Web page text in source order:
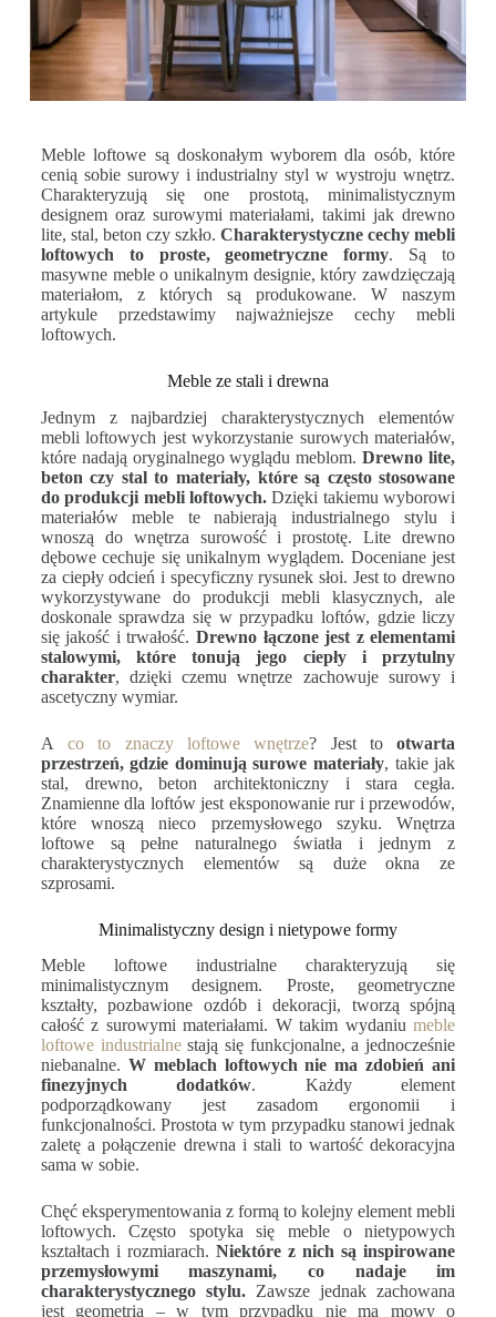
Meble loftowe są doskonałym wyborem dla osób, które
cenią sobie surowy i industrialny styl w wystroju wnętrz.
Charakteryzują się one prostotą, minimalistycznym
designem oraz surowymi materiałami, takimi jak drewno
lite, stal, beton czy szkło.Charakterystyczne cechy mebli
loftowych to proste, geometryczne formy. Są to
masywne meble o unikalnym designie, który zawdzięczają
materiałom, z których są produkowane. W naszym
artykule przedstawimy najważniejsze cechy mebli
loftowych.
Meble ze stali i drewna
Jednym z najbardziej charakterystycznych elementów
mebli loftowych jest wykorzystanie surowych materiałów,
które nadają oryginalnego wyglądu meblom.Drewno lite,
beton czy stal to materiały, które są często stosowane
do produkcji mebli loftowych. Dzięki takiemu wyborowi
materiałów meble te nabierają industrialnego stylu i
wnoszą do wnętrza surowość i prostotę. Lite drewno
dębowe cechuje się unikalnym wyglądem. Doceniane jest
za ciepły odcień i specyficzny rysunek słoi. Jest to drewno
wykorzystywane do produkcji mebli klasycznych, ale
doskonale sprawdza się w przypadku loftów, gdzie liczy
się jakość i trwałość. Drewno łączone jest z elementami
stalowymi, które tonują jego ciepły i przytulny
charakter, dzięki czemu wnętrze zachowuje surowy i
ascetyczny wymiar.
Aco to znaczy loftowe wnętrze? Jest tootwarta
przestrzeń, gdzie dominują surowe materiały, takie jak
stal, drewno, beton architektoniczny i stara cegła.
Znamienne dla loftów jest eksponowanie rur i przewodów,
które wnoszą nieco przemysłowego szyku. Wnętrza
loftowe są pełne naturalnego światła i jednym z
charakterystycznych elementów są duże okna ze
szprosami.
Minimalistyczny design i nietypowe formy
Meble loftowe industrialne charakteryzują się
minimalistycznym designem. Proste, geometryczne
kształty, pozbawione ozdób i dekoracji, tworzą spójną
całość z surowymi materiałami. W takim wydaniumeble
loftowe industrialnestają się funkcjonalne, a jednocześnie
niebanalne. W meblach loftowych nie ma zdobień ani
finezyjnych dodatków. Każdy element
podporządkowany jest zasadom ergonomii i
funkcjonalności. Prostota w tym przypadku stanowi jednak
zaletę a połączenie drewna i stali to wartość dekoracyjna
sama w sobie.
Chęć eksperymentowania z formą to kolejny element mebli
loftowych. Często spotyka się meble o nietypowych
kształtach i rozmiarach. Niektóre z nich są inspirowane
przemysłowymi maszynami, co nadaje im
charakterystycznego stylu.Zawsze jednak zachowana
jest geometria – w tym przypadku nie ma mowy o